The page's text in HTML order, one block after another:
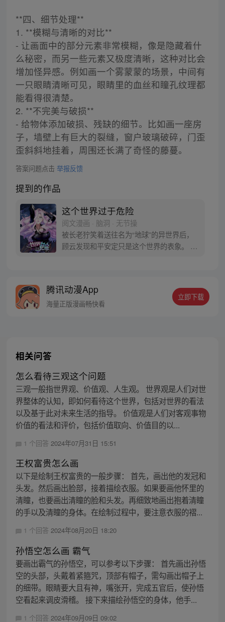
**四、细节处理**
1. **模糊与清晰的对比**
- 让画面中的部分元素非常模糊，像是隐藏着什
么秘密，而另一些元素又极度清晰，这种对比会
增加怪异感。例如画一个雾蒙蒙的场景，中间有
一只眼睛清晰可见，眼睛里的血丝和瞳孔纹理都
能看得很清楚。
2. **不完美与破损**
- 给物体添加破损、残缺的细节。比如画一座房
子，墙壁上有巨大的裂缝，窗户玻璃破碎，门歪
歪斜斜地挂着，周围还长满了奇怪的藤蔓。
答案问题点击 举报反馈
提到的作品
这个世界过于危险
阅文漫画 · 脑洞 · 无节操
被长老狞笑着送往名为“地球”的异世界后，
顾云发现和平安定只是这个世界的表象。 恶
不能寐的都市传说诞生了 《这个世界过于危
险》每周三、六双更，读者群：561675062
腾讯动漫App
海量正版漫画畅快看
立即下载
相关问答
怎么看待三观这个问题
三观一般指世界观、价值观、人生观。 世界观是人们对世
界整体的认知，即如何看待这个世界，包括对世界的看法
以及基于此对未来生活的指导。 价值观是人们对客观事物
价值的看法和评价，包括价值取向、价值目的以...
1 个回答 2024年07月31日 15:51
王权富贵怎么画
以下是绘制王权富贵的一般步骤： 首先，画出他的发冠和
头发。然后画出脸部，接着描绘衣服。如果要画他怀里的
清瞳，也要画出清瞳的脸和头发。再细致地画出抱着清瞳
的手以及清瞳的身体。在绘制过程中，要注意衣服的褶...
1 个回答 2024年08月20日 18:20
孙悟空怎么画 霸气
要画出霸气的孙悟空，可以参考以下步骤： 首先画出孙悟
空的头部，头戴着紧箍咒，顶部有帽子，需勾画出帽子上
的细带。眼睛要大且有神，嘴张开，完成五官后，使孙悟
空看起来调皮滑稽。 接下来描绘孙悟空的身体，他手...
1 个回答 2024年09月09日 09:02